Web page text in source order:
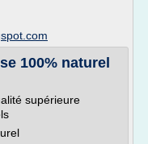
100% naturel
supérieure